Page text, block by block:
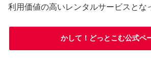
利用価値の高いレンタルサービスとな
かして！どっとこむ公式ペ